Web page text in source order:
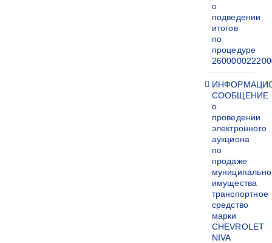
о
подведении
итогов
по
процедуре
СООБЩЕНИЕ
о
проведении
электронного
аукциона
по
продаже
имущества
транспортное
средство
марки
CHEVROLET
NIVA